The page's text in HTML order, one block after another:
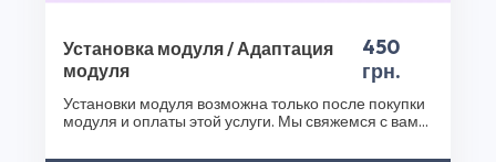
Установка модуля / Адаптация
модуля
450
грн.
Установки модуля возможна только после покупки
модуля и оплаты этой услуги. Мы свяжемся с вами